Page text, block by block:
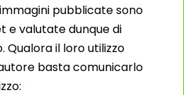
pubblicate sono
e valutate dunque di
Qualora il loro utilizzo
basta comunicarlo